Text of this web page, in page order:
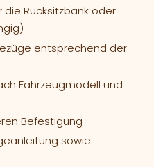
die Rücksitzbank oder
entsprechend der
Fahrzeugmodell und
Befestigung
sowie